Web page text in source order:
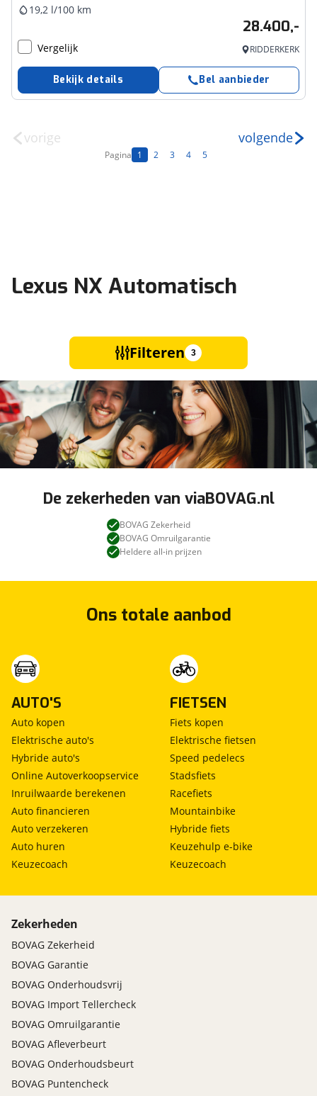
19,2 l/100 km
28.400,-
Vergelijk RIDDERKERK
Bekijk details Bel aanbieder
vorige
Pagina 1 2 3 4 5
volgende
Lexus NX Automatisch
Filteren 3
De zekerheden van viaBOVAG.nl
BOVAG Zekerheid
BOVAG Omruilgarantie
Heldere all-in prijzen
Ons totale aanbod
AUTO'S
Auto kopen
Elektrische auto's
Hybride auto's
Online Autoverkoopservice
Inruilwaarde berekenen
Auto financieren
Auto verzekeren
Auto huren
Keuzecoach
FIETSEN
Fiets kopen
Elektrische fietsen
Speed pedelecs
Stadsfiets
Racefiets
Mountainbike
Hybride fiets
Keuzehulp e-bike
Keuzecoach
Zekerheden
BOVAG Zekerheid
BOVAG Garantie
BOVAG Onderhoudsvrij
BOVAG Import Tellercheck
BOVAG Omruilgarantie
BOVAG Afleverbeurt
BOVAG Onderhoudsbeurt
BOVAG Puntencheck